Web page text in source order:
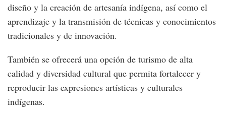
diseño y la creación de artesanía indígena, así como el
aprendizaje y la transmisión de técnicas y conocimientos
tradicionales y de innovación.
También se ofrecerá una opción de turismo de alta
calidad y diversidad cultural que permita fortalecer y
reproducir las expresiones artísticas y culturales
indígenas.